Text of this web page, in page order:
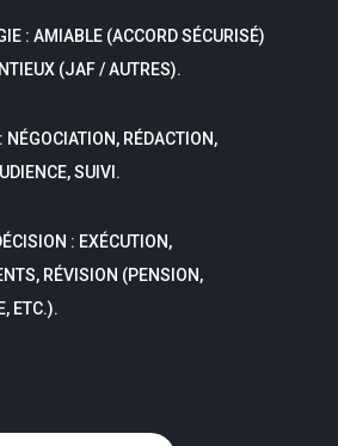
: AMIABLE (ACCORD SÉCURISÉ)
(JAF / AUTRES).
NÉGOCIATION, RÉDACTION,
SUIVI.
: EXÉCUTION,
RÉVISION (PENSION,
ETC.).